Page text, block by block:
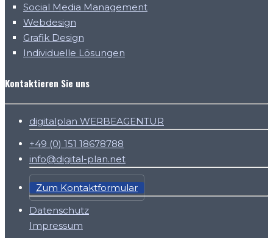
Social Media Management
Webdesign
Grafik Design
Individuelle Lösungen
Kontaktieren Sie uns
digitalplan WERBEAGENTUR
+49 (0) 151 18678788
info@digital-plan.net
Zum Kontaktformular
Datenschutz
Impressum